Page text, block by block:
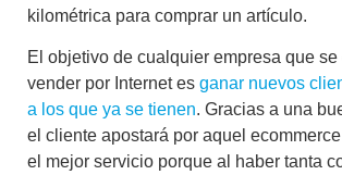
kilométrica para comprar un artículo.
El objetivo de cualquier empresa que se
vender por Internet es ganar nuevos
a los que ya se tienen. Gracias a una
el cliente apostará por aquel
el mejor servicio porque al haber tanta